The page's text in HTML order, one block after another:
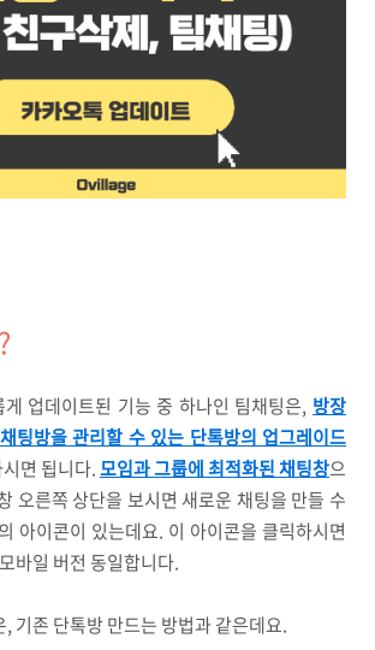
업데이트된 기능 중 하나인 팀채팅은, 방장
팅방을 관리할 수 있는 단톡방의 업그레이드
면 됩니다.모임과 그룹에 최적화된 채팅창으
오른쪽 상단을 보시면 새로운 채팅을 만들 수
아이콘이 있는데요. 이 아이콘을 클릭하시면
바일 버전 동일합니다.
기존 단톡방 만드는 방법과 같은데요.